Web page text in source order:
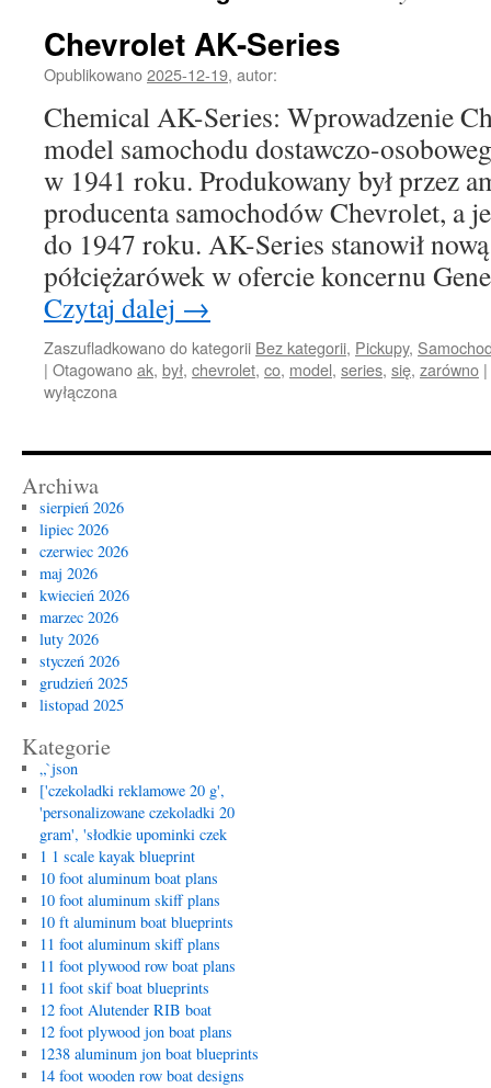
Chevrolet AK-Series
Opublikowano2025-12-19, autor:
Chemical AK-Series: Wprowadzenie
model samochodu dostawczo-
w 1941 roku. Produkowany był przez
producenta samochodów Chevrolet, a
do 1947 roku. AK-Series stanowił
półciężarówek w ofercie koncernu
Czytaj dalej →
Zaszufladkowano do kategorii Bez kategorii, Pickupy,
| Otagowanoak, był, chevrolet, co, model, series, się, zarówno |
wyłączona
Archiwa
sierpień 2026
lipiec 2026
czerwiec 2026
maj 2026
kwiecień 2026
marzec 2026
luty 2026
styczeń 2026
grudzień 2025
listopad 2025
Kategorie
„`json
['czekoladki reklamowe 20 g',
'personalizowane czekoladki 20
gram', 'słodkie upominki czek
1 1 scale kayak blueprint
10 foot aluminum boat plans
10 foot aluminum skiff plans
10 ft aluminum boat blueprints
11 foot aluminum skiff plans
11 foot plywood row boat plans
11 foot skif boat blueprints
12 foot Alutender RIB boat
12 foot plywood jon boat plans
1238 aluminum jon boat blueprints
14 foot wooden row boat designs